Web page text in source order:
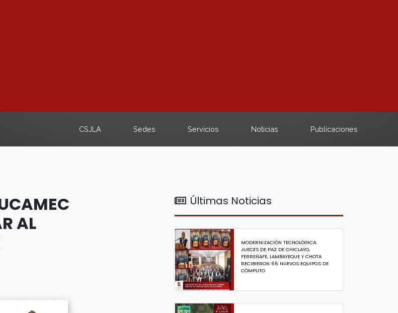
CSJLA Sedes Servicios Noticias Publicaciones
AL
Últimas Noticias
MODERNIZACIÓN TECNOLÓGICA:
JUECES DE PAZ DE CHICLAYO,
FERREÑAFE, LAMBAYEQUE Y CHOTA
RECIBIERON 66 NUEVOS EQUIPOS DE
CÓMPUTO